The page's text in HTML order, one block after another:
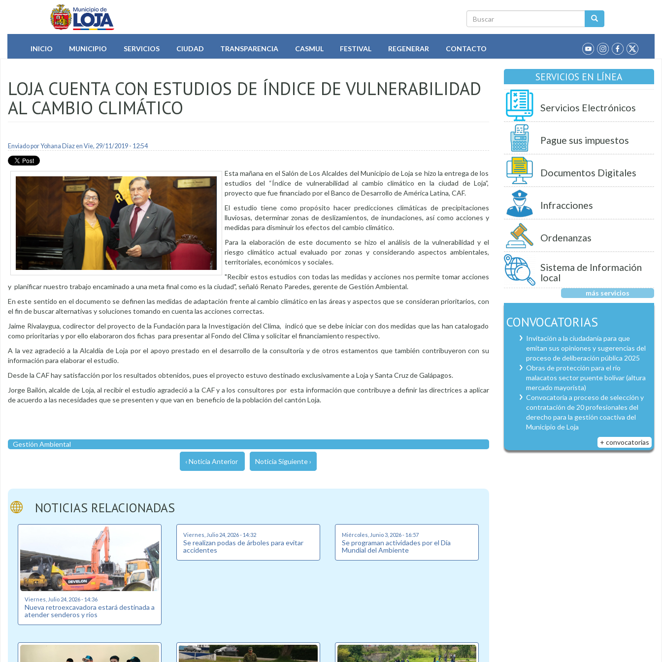
Pasar al contenido principal
Buscar
INICIO
MUNICIPIO SERVICIOS CIUDAD TRANSPARENCIA CASMUL FESTIVAL REGENERAR CONTACTO
LOJA CUENTA CON ESTUDIOS DE ÍNDICE DE VULNERABILIDAD
AL CAMBIO CLIMÁTICO
Enviado porYohana Diazen Vie, 29/11/2019 - 12:54
Esta mañana en el Salón de Los Alcaldes del Municipio de Loja se hizo la entrega de los
estudios del “Índice de vulnerabilidad al cambio climático en la ciudad de Loja”,
proyecto que fue financiado por el Banco de Desarrollo de América Latina, CAF.
El estudio tiene como propósito hacer predicciones climáticas de precipitaciones
lluviosas, determinar zonas de deslizamientos, de inundaciones, así como acciones y
medidas para disminuir los efectos del cambio climático.
Para la elaboración de este documento se hizo el análisis de la vulnerabilidad y el
riesgo climático actual evaluado por zonas y considerando aspectos ambientales,
territoriales, económicos y sociales.
"Recibir estos estudios con todas las medidas y acciones nos permite tomar acciones
y planificar nuestro trabajo encaminado a una meta final como es la ciudad", señaló Renato Paredes, gerente de Gestión Ambiental.
En este sentido en el documento se definen las medidas de adaptación frente al cambio climático en las áreas y aspectos que se consideran prioritarios, con
el fin de buscar alternativas y soluciones tomando en cuenta las acciones correctas.
Jaime Rivalaygua, codirector del proyecto de la Fundación para la Investigación del Clima, indicó que se debe iniciar con dos medidas que las han catalogado
como prioritarias y por ello elaboraron dos fichas para presentar al Fondo del Clima y solicitar el financiamiento respectivo.
A la vez agradeció a la Alcaldía de Loja por el apoyo prestado en el desarrollo de la consultoría y de otros estamentos que también contribuyeron con su
información para elaborar el estudio.
Desde la CAF hay satisfacción por los resultados obtenidos, pues el proyecto estuvo destinado exclusivamente a Loja y Santa Cruz de Galápagos.
Jorge Bailón, alcalde de Loja, al recibir el estudio agradeció a la CAF y a los consultores por esta información que contribuye a definir las directrices a aplicar
de acuerdo a las necesidades que se presenten y que van en beneficio de la población del cantón Loja.
Gestión Ambiental
‹ Noticia Anterior Noticia Siguiente ›
NOTICIAS RELACIONADAS
Viernes, Julio 24, 2026 - 14:36
Nueva retroexcavadora estará destinada a
atender senderos y ríos
Viernes, Julio 24, 2026 - 14:32
Se realizan podas de árboles para evitar
accidentes
Miércoles, Junio 3, 2026 - 16:57
Se programan actividades por el Día
Mundial del Ambiente
SERVICIOS EN LÍNEA
Servicios Electrónicos
Pague sus impuestos
Documentos Digitales
Infracciones
Ordenanzas
Sistema de Información
local
más servicios
CONVOCATORIAS
Invitación a la ciudadanía para que
emitan sus opiniones y sugerencias del
proceso de deliberación pública 2025
Obras de protección para el río
malacatos sector puente bolívar (altura
mercado mayorista)
Convocatoria a proceso de selección y
contratación de 20 profesionales del
derecho para la gestión coactiva del
Municipio de Loja
+ convocatorias